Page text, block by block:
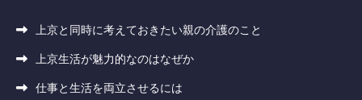
上京と同時に考えておきたい親の介護のこと
上京生活が魅力的なのはなぜか
仕事と生活を両立させるには